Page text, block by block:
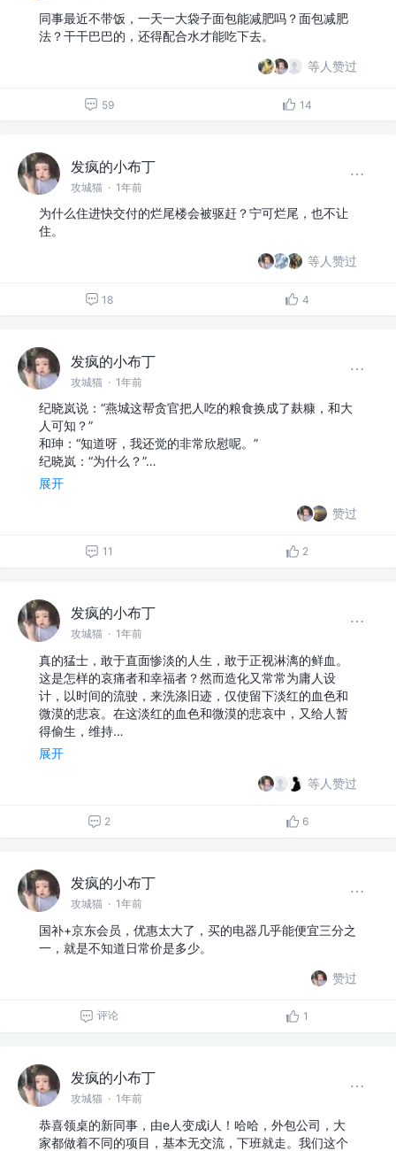
同事最近不带饭，一天一大袋子面包能减肥吗？面包减肥
法？干干巴巴的，还得配合水才能吃下去。
等人赞过
59 14
发疯的小布丁
攻城猫 · 1年前
为什么住进快交付的烂尾楼会被驱赶？宁可烂尾，也不让
住。
等人赞过
18 4
发疯的小布丁
攻城猫 · 1年前
纪晓岚说：“燕城这帮贪官把人吃的粮食换成了麸糠，和大
人可知？”
和珅：“知道呀，我还觉的非常欣慰呢。”
纪晓岚：“为什么？”…
展开
赞过
11 2
发疯的小布丁
攻城猫 · 1年前
真的猛士，敢于直面惨淡的人生，敢于正视淋漓的鲜血。
这是怎样的哀痛者和幸福者？然而造化又常常为庸人设
计，以时间的流驶，来洗涤旧迹，仅使留下淡红的血色和
微漠的悲哀。在这淡红的血色和微漠的悲哀中，又给人暂
得偷生，维持…
展开
等人赞过
2 6
发疯的小布丁
攻城猫 · 1年前
国补+京东会员，优惠太大了，买的电器几乎能便宜三分之
一，就是不知道日常价是多少。
赞过
评论 1
发疯的小布丁
攻城猫 · 1年前
恭喜领桌的新同事，由e人变成i人！哈哈，外包公司，大
家都做着不同的项目，基本无交流，下班就走。我们这个